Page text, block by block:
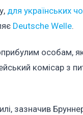
для українських
Deutsche Welle.
особам,
комісар з
зазначив Бруннер